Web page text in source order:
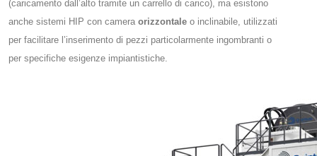
(caricamento dall’alto tramite un carrello di carico), ma esistono
anche sistemi HIP con camera orizzontale o inclinabile, utilizzati
per facilitare l’inserimento di pezzi particolarmente ingombranti o
per specifiche esigenze impiantistiche.